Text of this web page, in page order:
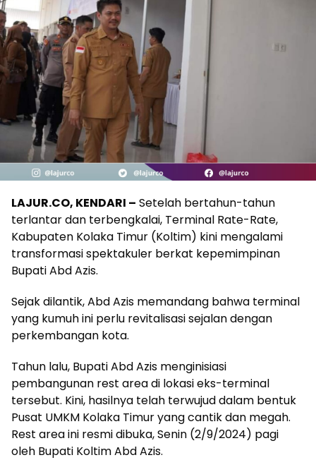
LAJUR.CO, KENDARI – Setelah bertahun-tahun
terlantar dan terbengkalai, Terminal Rate-Rate,
Kabupaten Kolaka Timur (Koltim) kini mengalami
transformasi spektakuler berkat kepemimpinan
Bupati Abd Azis.
Sejak dilantik, Abd Azis memandang bahwa terminal
yang kumuh ini perlu revitalisasi sejalan dengan
perkembangan kota.
Tahun lalu, Bupati Abd Azis menginisiasi
pembangunan rest area di lokasi eks-terminal
tersebut. Kini, hasilnya telah terwujud dalam bentuk
Pusat UMKM Kolaka Timur yang cantik dan megah.
Rest area ini resmi dibuka, Senin (2/9/2024) pagi
oleh Bupati Koltim Abd Azis.